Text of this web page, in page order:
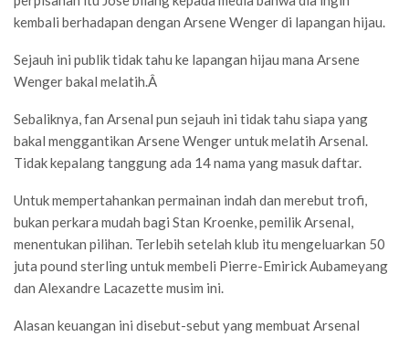
kembali berhadapan dengan Arsene Wenger di lapangan hijau.
Sejauh ini publik tidak tahu ke lapangan hijau mana Arsene
Wenger bakal melatih.Â
Sebaliknya, fan Arsenal pun sejauh ini tidak tahu siapa yang
bakal menggantikan Arsene Wenger untuk melatih Arsenal.
Tidak kepalang tanggung ada 14 nama yang masuk daftar.
Untuk mempertahankan permainan indah dan merebut trofi,
bukan perkara mudah bagi Stan Kroenke, pemilik Arsenal,
menentukan pilihan. Terlebih setelah klub itu mengeluarkan 50
juta pound sterling untuk membeli Pierre-Emirick Aubameyang
dan Alexandre Lacazette musim ini.
Alasan keuangan ini disebut-sebut yang membuat Arsenal